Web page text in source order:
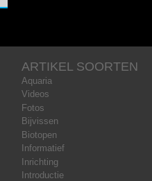
ARTIKEL SOORTEN
Aquaria
Videos
Fotos
Bijvissen
Biotopen
Informatief
Inrichting
Introductie